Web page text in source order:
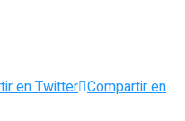
en Twitter Compartir en